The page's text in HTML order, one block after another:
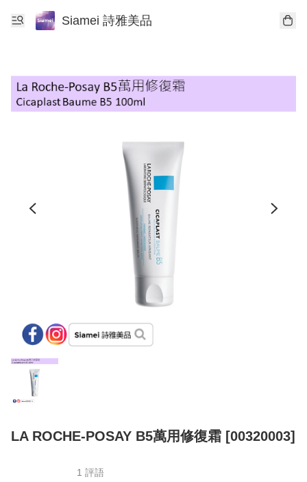
Siamei 詩雅美品
LA ROCHE-POSAY B5萬用修復霜 [00320003]
1 評語